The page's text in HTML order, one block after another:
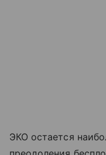
ЭКО остается